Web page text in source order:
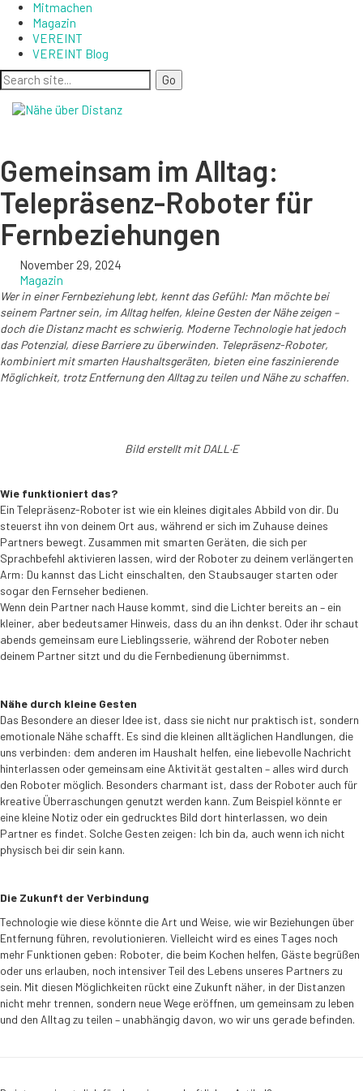
Mitmachen
Magazin
VEREINT
VEREINT Blog
Gemeinsam im Alltag:
Telepräsenz-Roboter für
Fernbeziehungen
November 29, 2024
Magazin
Wer in einer Fernbeziehung lebt, kennt das Gefühl: Man möchte bei
seinem Partner sein, im Alltag helfen, kleine Gesten der Nähe zeigen –
doch die Distanz macht es schwierig. Moderne Technologie hat jedoch
das Potenzial, diese Barriere zu überwinden. Telepräsenz-Roboter,
kombiniert mit smarten Haushaltsgeräten, bieten eine faszinierende
Möglichkeit, trotz Entfernung den Alltag zu teilen und Nähe zu schaffen.
Bild erstellt mit DALL·E
Wie funktioniert das?
Ein Telepräsenz-Roboter ist wie ein kleines digitales Abbild von dir. Du
steuerst ihn von deinem Ort aus, während er sich im Zuhause deines
Partners bewegt. Zusammen mit smarten Geräten, die sich per
Sprachbefehl aktivieren lassen, wird der Roboter zu deinem verlängerten
Arm: Du kannst das Licht einschalten, den Staubsauger starten oder
sogar den Fernseher bedienen.
Wenn dein Partner nach Hause kommt, sind die Lichter bereits an – ein
kleiner, aber bedeutsamer Hinweis, dass du an ihn denkst. Oder ihr schaut
abends gemeinsam eure Lieblingsserie, während der Roboter neben
deinem Partner sitzt und du die Fernbedienung übernimmst.
Nähe durch kleine Gesten
Das Besondere an dieser Idee ist, dass sie nicht nur praktisch ist, sondern
emotionale Nähe schafft. Es sind die kleinen alltäglichen Handlungen, die
uns verbinden: dem anderen im Haushalt helfen, eine liebevolle Nachricht
hinterlassen oder gemeinsam eine Aktivität gestalten – alles wird durch
den Roboter möglich. Besonders charmant ist, dass der Roboter auch für
kreative Überraschungen genutzt werden kann. Zum Beispiel könnte er
eine kleine Notiz oder ein gedrucktes Bild dort hinterlassen, wo dein
Partner es findet. Solche Gesten zeigen: Ich bin da, auch wenn ich nicht
physisch bei dir sein kann.
Die Zukunft der Verbindung
Technologie wie diese könnte die Art und Weise, wie wir Beziehungen über
Entfernung führen, revolutionieren. Vielleicht wird es eines Tages noch
mehr Funktionen geben: Roboter, die beim Kochen helfen, Gäste begrüßen
oder uns erlauben, noch intensiver Teil des Lebens unseres Partners zu
sein. Mit diesen Möglichkeiten rückt eine Zukunft näher, in der Distanzen
nicht mehr trennen, sondern neue Wege eröffnen, um gemeinsam zu leben
und den Alltag zu teilen – unabhängig davon, wo wir uns gerade befinden.